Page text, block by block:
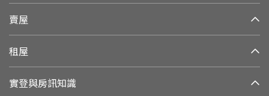
賣屋
租屋
實登與房訊知識